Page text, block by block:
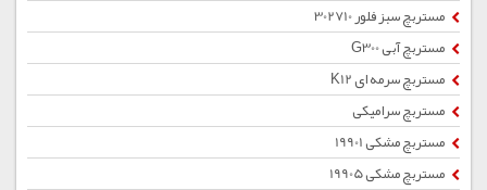
مستربچ سبز فلور 302710
مستربچ آبی G300
مستربچ سرمه ای K12
مستربچ سرامیکی
مستربچ مشکی 19901
مستربچ مشکی 19905